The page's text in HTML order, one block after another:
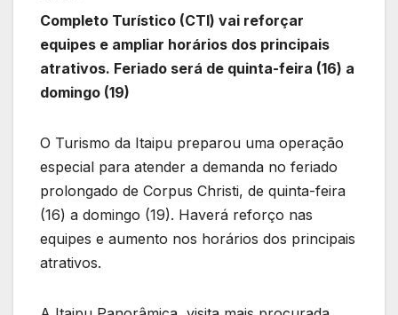
Completo Turístico (CTI) vai reforçar
equipes e ampliar horários dos principais
atrativos. Feriado será de quinta-feira (16) a
domingo (19)
O Turismo da Itaipu preparou uma operação
especial para atender a demanda no feriado
prolongado de Corpus Christi, de quinta-feira
(16) a domingo (19). Haverá reforço nas
equipes e aumento nos horários dos principais
atrativos.